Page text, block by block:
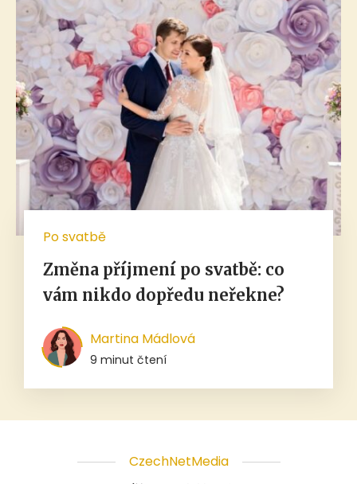
Po svatbě
Změna příjmení po svatbě: co
vám nikdo dopředu neřekne?
Martina Mádlová
9 minut čtení
CzechNetMedia